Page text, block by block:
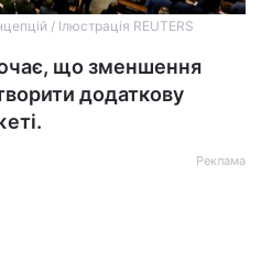
/ Ілюстрація REUTERS
що зменшення
додаткову
Реклама